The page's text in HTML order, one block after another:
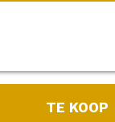
TE KOOP